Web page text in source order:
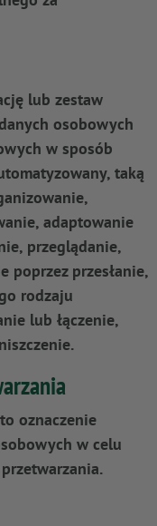
lub zestaw
osobowych
w sposób
taką
adaptowanie
przeglądanie,
poprzez przesłanie,
rodzaju
lub łączenie,
oznaczenie
w celu